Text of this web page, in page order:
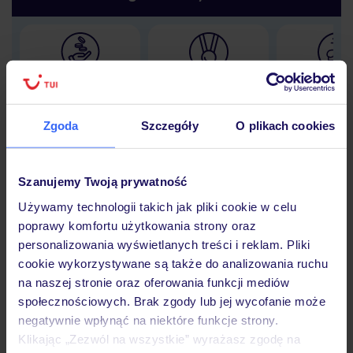
Zgoda Szczegóły O plikach cookies
Szanujemy Twoją prywatność
Używamy technologii takich jak pliki cookie w celu
poprawy komfortu użytkowania strony oraz
personalizowania wyświetlanych treści i reklam. Pliki
cookie wykorzystywane są także do analizowania ruchu
na naszej stronie oraz oferowania funkcji mediów
społecznościowych. Brak zgody lub jej wycofanie może
negatywnie wpłynąć na niektóre funkcje strony.
Klikając „Zezwól na wszystkie” wyrażasz zgodę na
Lider niskich cen 30 lat w
Hotel
Opinie
Pokoje